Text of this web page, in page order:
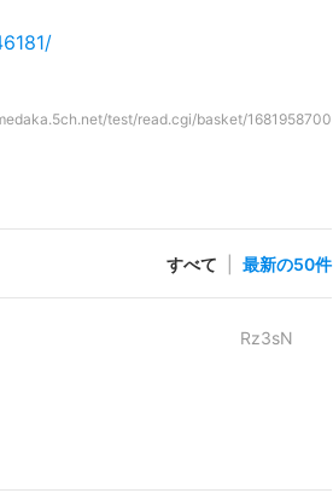
test/read.cgi/basket/1681958700
すべて 最新の50件
Rz3sN